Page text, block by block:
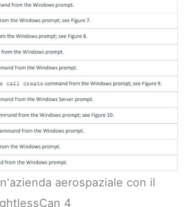
aerospaziale con il
4